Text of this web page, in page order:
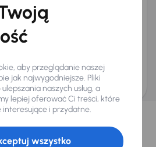
(opcjonalnie)
zapytanie
pojazdu. AURES Holdings a.s., z siedzibą
Praga 8, będzie przechowywać i przetwarzać
zasadami ochrony i przetwarzaniadanych
dla Ciebie
pojazdyz naszej oferty. Kupimy
pojazdówkażdego dnia.
aby przeglądanie naszej
jak najwygodniejsze. Pliki
naszych usług, a
lepiej oferować Ci treści, które
interesujące i przydatne.
wszystko